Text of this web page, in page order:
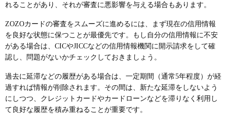
れることがあり、それが審査に悪影響を与える場合もあります。
ZOZOカードの審査をスムーズに進めるには、まず現在の信用情報
を良好な状態に保つことが最優先です。もし自分の信用情報に不安
がある場合は、CICやJICCなどの信用情報機関に開示請求をして確
認し、問題がないかチェックしておきましょう。
過去に延滞などの履歴がある場合は、一定期間（通常5年程度）が経
過すれば情報が削除されます。その間は、新たな延滞をしないよう
にしつつ、クレジットカードやカードローンなどを滞りなく利用し
て良好な履歴を積み重ねることが重要です。